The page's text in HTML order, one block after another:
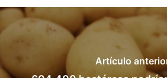
Artículo